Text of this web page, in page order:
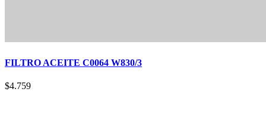
FILTRO ACEITE C0064 W830/3
$4.759